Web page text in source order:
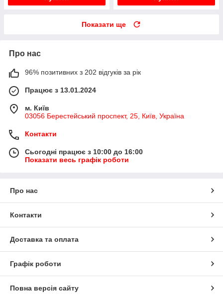
Показати ще
Про нас
96% позитивних з 202 відгуків за рік
Працює з 13.01.2024
м. Київ
03056 Берестейський проспект, 25, Київ, Україна
Контакти
Сьогодні працює з 10:00 до 16:00
Показати весь графік роботи
Про нас
Контакти
Доставка та оплата
Графік роботи
Повна версія сайту